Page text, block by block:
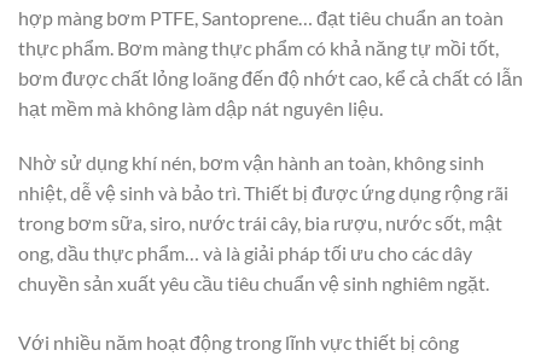
hợp màng bơm PTFE, Santoprene… đạt tiêu chuẩn an toàn
thực phẩm. Bơm màng thực phẩm có khả năng tự mồi tốt,
bơm được chất lỏng loãng đến độ nhớt cao, kể cả chất có lẫn
hạt mềm mà không làm dập nát nguyên liệu.
Nhờ sử dụng khí nén, bơm vận hành an toàn, không sinh
nhiệt, dễ vệ sinh và bảo trì. Thiết bị được ứng dụng rộng rãi
trong bơm sữa, siro, nước trái cây, bia rượu, nước sốt, mật
ong, dầu thực phẩm… và là giải pháp tối ưu cho các dây
chuyền sản xuất yêu cầu tiêu chuẩn vệ sinh nghiêm ngặt.
Với nhiều năm hoạt động trong lĩnh vực thiết bị công